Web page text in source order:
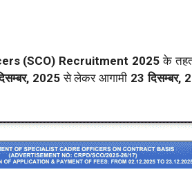
(SCO) Recruitment 2025के
2025से लेकर आगामी 23 दिसम्बर,